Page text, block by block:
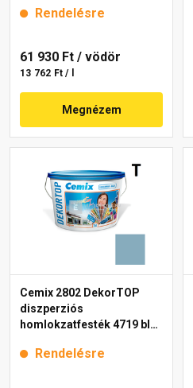
Rendelésre
61 930 Ft / vödör
13 762 Ft / l
Megnézem
Cemix 2802 DekorTOP
diszperziós
homlokzatfesték 4719 blue
Rendelésre